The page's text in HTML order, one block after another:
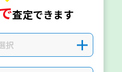
査定できます
択 ＋